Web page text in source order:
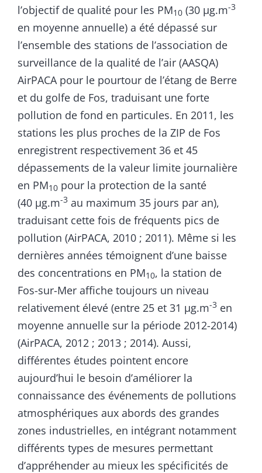
l’objectif de qualité pour les PM10 (30 µg.m-3
en moyenne annuelle) a été dépassé sur
l’ensemble des stations de l’association de
surveillance de la qualité de l’air (AASQA)
AirPACA pour le pourtour de l’étang de Berre
et du golfe de Fos, traduisant une forte
pollution de fond en particules. En 2011, les
stations les plus proches de la ZIP de Fos
enregistrent respectivement 36 et 45
dépassements de la valeur limite journalière
en PM10 pour la protection de la santé
(40 µg.m-3 au maximum 35 jours par an),
traduisant cette fois de fréquents pics de
pollution (AirPACA, 2010 ; 2011). Même si les
dernières années témoignent d’une baisse
des concentrations en PM10, la station de
Fos-sur-Mer affiche toujours un niveau
relativement élevé (entre 25 et 31 µg.m-3 en
moyenne annuelle sur la période 2012-2014)
(AirPACA, 2012 ; 2013 ; 2014). Aussi,
différentes études pointent encore
aujourd’hui le besoin d’améliorer la
connaissance des événements de pollutions
atmosphériques aux abords des grandes
zones industrielles, en intégrant notamment
différents types de mesures permettant
d’appréhender au mieux les spécificités de